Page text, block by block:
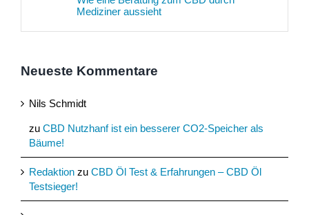
Mediziner aussieht
Neueste Kommentare
Nils Schmidt
zu CBD Nutzhanf ist ein besserer CO2-Speicher als
Bäume!
Redaktion zu CBD Öl Test & Erfahrungen – CBD Öl
Testsieger!